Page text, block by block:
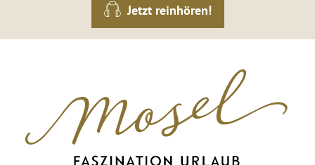
Jetzt reinhören!